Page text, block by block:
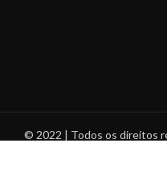
© 2022 | Todos os direitos